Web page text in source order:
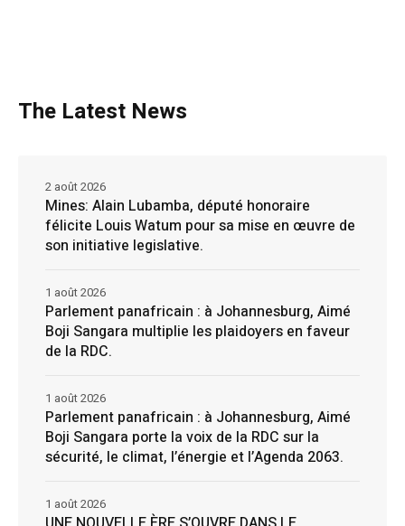
The Latest News
Mines: Alain Lubamba, député honoraire
félicite Louis Watum pour sa mise en œuvre de
son initiative legislative.
2 août 2026
Parlement panafricain : à Johannesburg, Aimé
Boji Sangara multiplie les plaidoyers en faveur
de la RDC.
1 août 2026
Parlement panafricain : à Johannesburg, Aimé
Boji Sangara porte la voix de la RDC sur la
sécurité, le climat, l’énergie et l’Agenda 2063.
1 août 2026
1 août 2026